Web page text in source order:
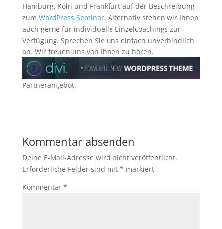
Hamburg, Köln und Frankfurt auf der Beschreibung
zum WordPress Seminar. Alternativ stehen wir Ihnen
auch gerne für individuelle Einzelcoachings zur
Verfügung. Sprechen Sie uns einfach unverbindlich
an. Wir freuen uns von Ihnen zu hören.
Partnerangebot.
Kommentar absenden
Deine E-Mail-Adresse wird nicht veröffentlicht.
Erforderliche Felder sind mit * markiert
Kommentar *